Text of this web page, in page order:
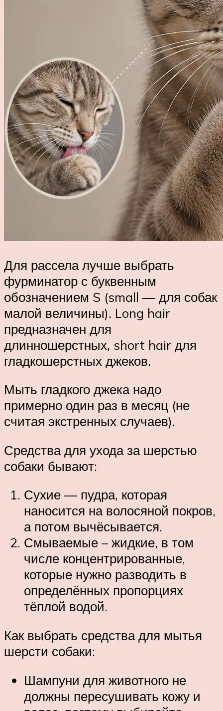
Для рассела лучше выбрать
фурминатор с буквенным
обозначением S (small — для собак
малой величины). Long hair
предназначен для
длинношерстных, short hair для
гладкошерстных джеков.
Мыть гладкого джека надо
примерно один раз в месяц (не
считая экстренных случаев).
Средства для ухода за шерстью
собаки бывают:
Сухие — пудра, которая
наносится на волосяной покров,
а потом вычёсывается.
Смываемые – жидкие, в том
числе концентрированные,
которые нужно разводить в
определённых пропорциях
тёплой водой.
Как выбрать средства для мытья
шерсти собаки:
Шампуни для животного не
должны пересушивать кожу и